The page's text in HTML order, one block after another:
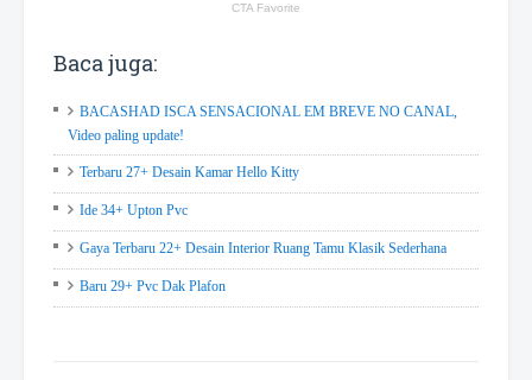
Baca juga:
BACASHAD ISCA SENSACIONAL EM BREVE NO CANAL,
Video paling update!
Terbaru 27+ Desain Kamar Hello Kitty
Ide 34+ Upton Pvc
Gaya Terbaru 22+ Desain Interior Ruang Tamu Klasik Sederhana
Baru 29+ Pvc Dak Plafon